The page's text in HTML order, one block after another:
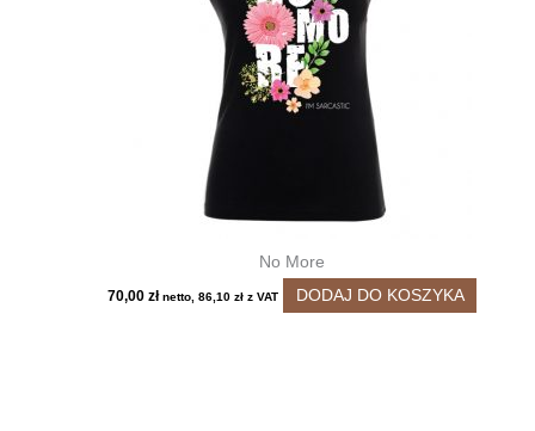
No More
70,00zł netto,86,10zł z VAT DODAJ DO KOSZYKA